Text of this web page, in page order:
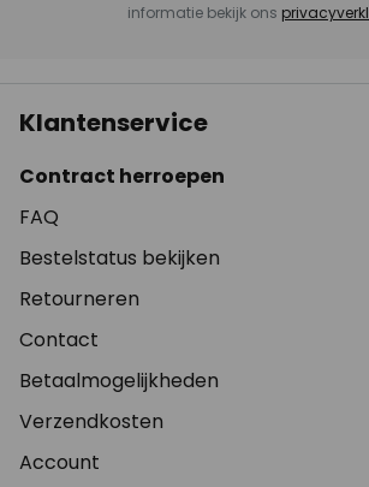
informatie bekijk ons
Klantenservice
Contract herroepen
FAQ
Bestelstatus bekijken
Retourneren
Contact
Betaalmogelijkheden
Verzendkosten
Account